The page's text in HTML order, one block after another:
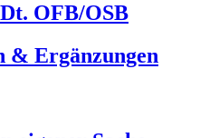
OFB/OSB
& Ergänzungen